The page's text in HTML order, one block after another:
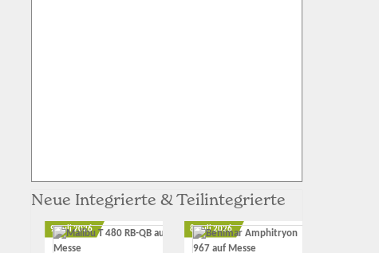
Neue Integrierte & Teilintegrierte
9. Juli 2026 8. Juli 2026